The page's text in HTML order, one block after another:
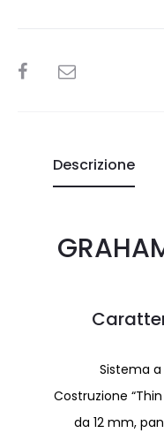
SHARE
Descrizione
Sistema a
Costruzione
da 12 mm,